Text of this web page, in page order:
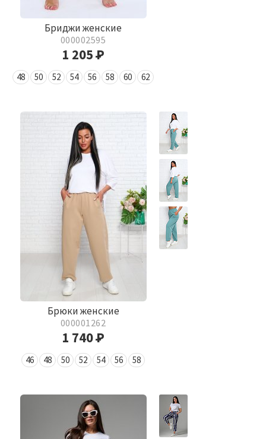
Бриджи женские
000002595
1 205Р
48 50 52 54 56 58 60 62
Брюки женские
000001262
1 740Р
46 48 50 52 54 56 58